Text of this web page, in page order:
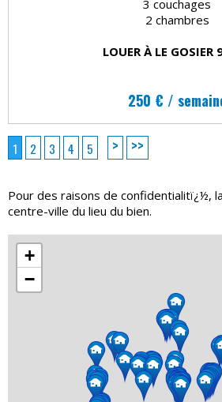
3 couchages
2 chambres
LOUER À LE GOSIER
250 € /
1 2 3 4 5 > >>
Pour des raisons de confidentialitï¿½,
centre-ville du lieu du bien.
+
−